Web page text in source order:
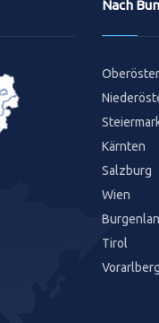
Nach
Kärnten
Salzburg
Wien
Tirol
Vorarlberg